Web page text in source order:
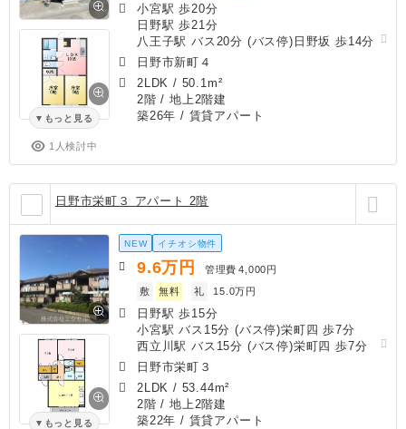
もっと見る
1人検討中
小宮駅 歩20分
日野駅 歩21分
八王子駅 バス20分 (バス停)日野坂 歩14分
日野市新町４
2LDK / 50.1m²
2階 / 地上2階建
築26年 / 賃貸アパート
日野市栄町３ アパート 2階
もっと見る
NEW イチオシ物件
9.6万円 管理費 4,000円
敷
無料 礼 15.0万円
日野駅 歩15分
小宮駅 バス15分 (バス停)栄町四 歩7分
西立川駅 バス15分 (バス停)栄町四 歩7分
日野市栄町３
2LDK / 53.44m²
2階 / 地上2階建
築22年 / 賃貸アパート